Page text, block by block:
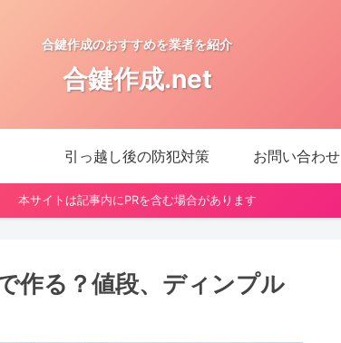
合鍵作成のおすすめを業者を紹介
合鍵作成.net
引っ越し後の防犯対策 お問い合わせ
本サイトは記事内にPRを含む場合があります
作る？値段、ディンプル